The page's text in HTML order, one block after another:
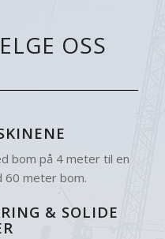
OSS
bom på 4 meter til en
60 meter bom.
& SOLIDE